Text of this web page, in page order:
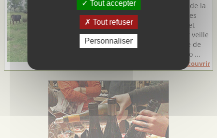
Scamandre, situé au cœur de la
Camargue gardoise (entre les
Communes de Saint-Gilles et
Vauvert), la famille Riboulet veille
au bien être de son élevage de
taureaux AOP Camargue Bio ...
Découvrir
Tout accepter
Tout refuser
Personnaliser